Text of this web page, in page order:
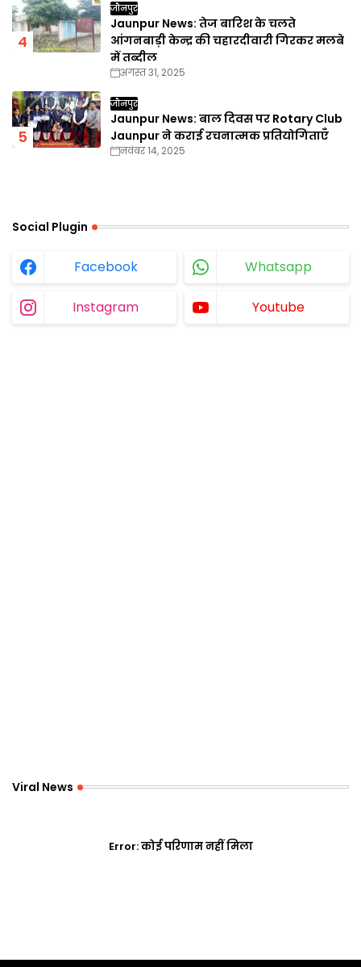
जौनपुर
Jaunpur News: तेज बारिश के चलते
आंगनबाड़ी केन्द्र की चहारदीवारी गिरकर मलबे
में तब्दील
अगस्त 31, 2025
जौनपुर
Jaunpur News: बाल दिवस पर Rotary Club
Jaunpur ने कराई रचनात्मक प्रतियोगिताएँ
नवंबर 14, 2025
Social Plugin
Facebook Whatsapp
Instagram Youtube
Viral News
Error:कोई परिणाम नहीं मिला